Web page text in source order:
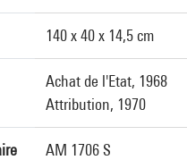
140 x 40 x 14,5 cm
Achat de l'Etat, 1968
Attribution, 1970
AM 1706 S